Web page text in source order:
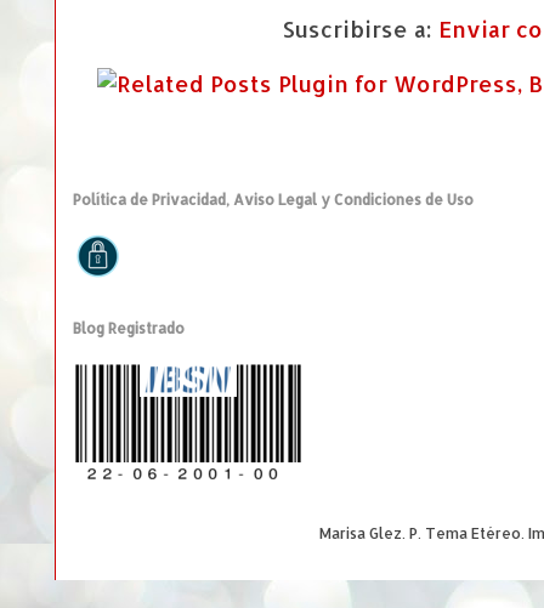
Suscribirse a: Enviar
Política de Privacidad, Aviso Legal y Condiciones de Uso
Blog Registrado
Marisa Glez. P. Tema Etéreo.